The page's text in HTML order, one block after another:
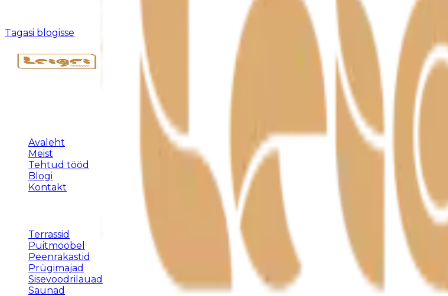
Kahjuks pole sellist postitust olemas või see on eemaldatud.
Tagasi blogisse
Täispuidust eritellimusmööbel, terrassid ja varjualused – meistritöö Harjumaal alates 1992.
Avaleht
Meist
Tehtud tööd
Blogi
Kontakt
Terrassid
Puitmööbel
Peenrakastid
Prügimajad
Sisevoodrilauad
Saunad